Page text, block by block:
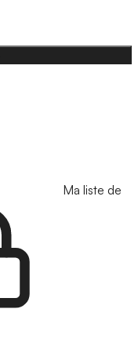
Ma liste de